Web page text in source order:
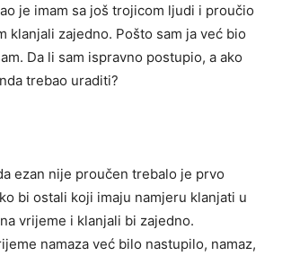
je imam sa još trojicom ljudi i proučio
klanjali zajedno. Pošto sam ja već bio
Da li sam ispravno postupio, a ako
trebao uraditi?
ezan nije proučen trebalo je prvo
bi ostali koji imaju namjeru klanjati u
vrijeme i klanjali bi zajedno.
namaza već bilo nastupilo, namaz,